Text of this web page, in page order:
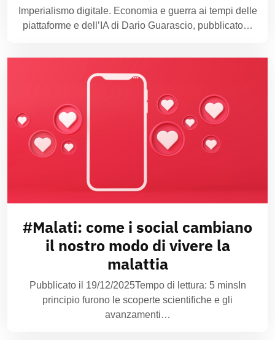
Imperialismo digitale. Economia e guerra ai tempi delle
piattaforme e dell’IA di Dario Guarascio, pubblicato…
#Malati: come i social cambiano
il nostro modo di vivere la
malattia
Pubblicato il 19/12/2025Tempo di lettura: 5 minsIn
principio furono le scoperte scientifiche e gli
avanzamenti…